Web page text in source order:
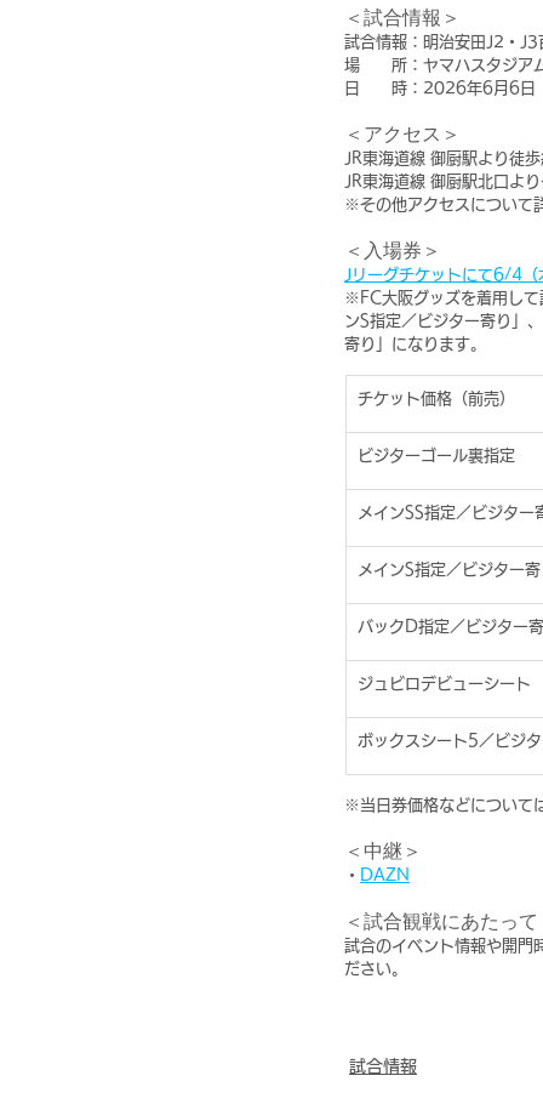
＜試合情報＞
試合情報：明治安田J2・
場　　所：ヤマハスタジア
日　　時：2026年6月6
＜アクセス＞
JR東海道線 御厨駅より徒
JR東海道線 御厨駅北口よ
※その他アクセスについて
＜入場券＞
Jリーグチケットにて6/4（
※FC大阪グッズを着用して
ンS指定／ビジター寄り」
寄り」になります。
チケット価格（前売）
ビジターゴール裏指定
メインSS指定／ビジター
メインS指定／ビジター
バックD指定／ビジター
ジュビロデビューシート
ボックスシート5／ビジ
※当日券価格などについて
＜中継＞
・ DAZN
＜試合観戦にあたって
試合のイベント情報や開門
ださい。
試合情報